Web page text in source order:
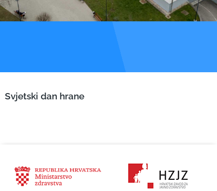
Svjetski dan hrane